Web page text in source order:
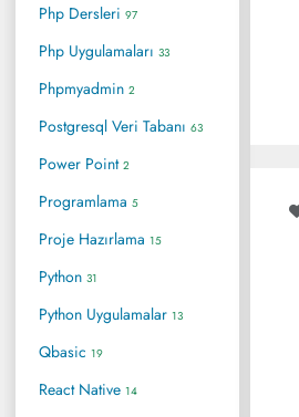
Php Dersleri 97
Php Uygulamaları 33
Phpmyadmin 2
Postgresql Veri Tabanı 63
Power Point 2
Programlama 5
Proje Hazırlama 15
Python 31
Python Uygulamalar 13
Qbasic 19
React Native 14